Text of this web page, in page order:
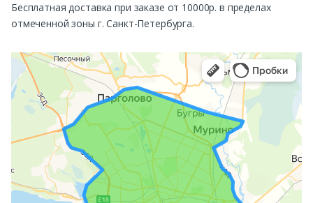
Бесплатная доставка при заказе от 10000р. в пределах
отмеченной зоны г. Санкт-Петербурга.